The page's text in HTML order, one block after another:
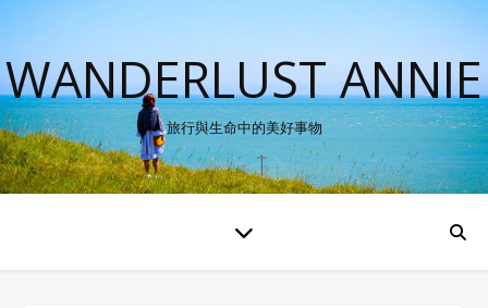
WANDERLUST ANNIE
旅行與生命中的美好事物